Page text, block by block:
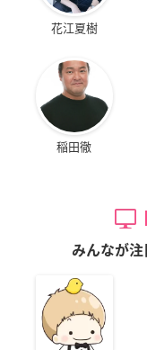
花江夏樹
稲田徹
みんなが